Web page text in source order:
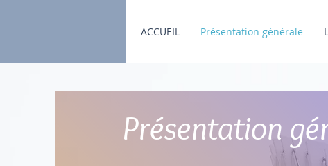
ACCUEIL Présentation générale
Présentation